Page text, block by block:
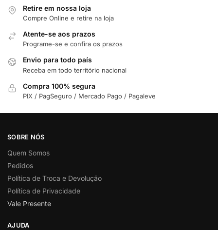
Retire em nossa loja
Compre Online e retire na loja
Atente-se aos prazos
Programe-se e confira os prazos
Envio para todo país
Receba em todo território nacional
Compra 100% segura
PIX / PagSeguro / Mercado Pago / Pagaleve
SOBRE NÓS
Quem Somos
Pedidos
Política de Troca e Devolução
Política de Privacidade
Vale Presente
AJUDA